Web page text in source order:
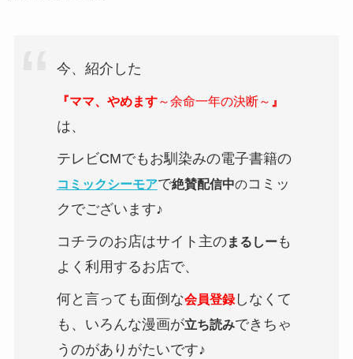
今、紹介した
『ママ、やめます～余命一年の決断～ 』
は、
テレビCMでもお馴染みの電子書籍の
コミックシーモアで絶賛配信中のコミッ
クでございます♪
コチラのお店はサイト主のまるしーも
よく利用するお店で、
何と言っても面倒な会員登録しなくて
も、いろんな漫画が立ち読みできちゃ
うのがありがたいです♪